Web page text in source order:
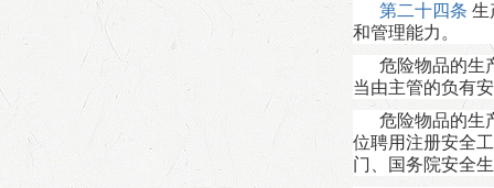
第二十四条 生
和管理能力。
危险物品的生
当由主管的负有
危险物品的生
位聘用注册安全
门、国务院安全